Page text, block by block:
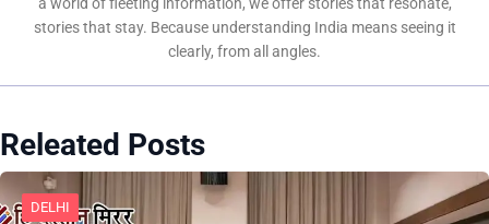
stories that stay. Because understanding India means seeing it
clearly, from all angles.
Releated Posts
DELHI